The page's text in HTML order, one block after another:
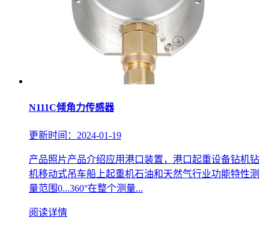
N111C倾角力传感器
更新时间：2024-01-19
产品照片产品介绍应用港口装置，港口起重设备钻机钻
机移动式吊车船上起重机石油和天然气行业功能特性测
量范围0...360°在整个测量...
阅读详情